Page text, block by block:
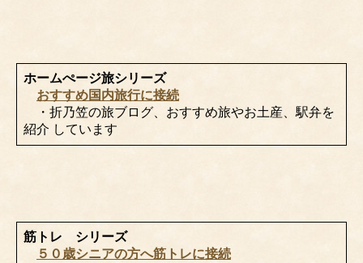
ホームぺージ旅シリーズ
おすすめ国内旅行に接続
・折乃笠の旅ブログ、おすすめ旅やお土産、駅弁を
紹介 しています
筋トレ シリーズ
５０歳シニアの方へ筋トレに接続